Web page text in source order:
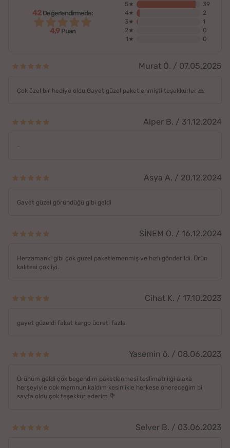
42 Değerlendirmede:
4,9 Puan
5★
39
4★
2
3★
1
2★
0
1★
0
Murat Ö. / 07.05.2025
Çok özel bir hediye oldu.Gayet güzel paketlenmişti teşekkürler 🙏
Alper B. / 31.12.2024
-
Asya A. / 20.12.2024
Gayet güzel göründüğü gibi geldi
SİNEM O. / 16.12.2024
Herzamanki gibi çok güzel paketlemenmiş ve hızlı gönderildi. Ürün
kalitesi çok iyi.
Cihat K. / 17.10.2023
gayet güzeldi fakat kargo ücreti fazla
Yasemin ö. / 08.06.2023
Ürünüm geldi çok begendim paketlenmesi teslimatı ilgi alaka
herşeyiyle cok memnun kaldım kesinlikle herkese önereceğim bi
sayfa oldu çok teşekkür ederim 💐
Selver B. / 03.06.2023